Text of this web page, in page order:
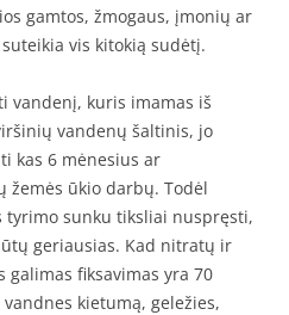
gamtos, žmogaus, įmonių ar
vis kitokią sudėtį.
vandenį, kuris imamas iš
vandenų šaltinis, jo
kas 6 mėnesius ar
žemės ūkio darbų. Todėl
sunku tiksliai nuspręsti,
geriausias. Kad nitratų ir
fiksavimas yra 70
kietumą, geležies,